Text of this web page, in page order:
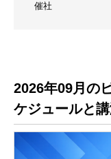
催社
2026年09月の
ケジュールと